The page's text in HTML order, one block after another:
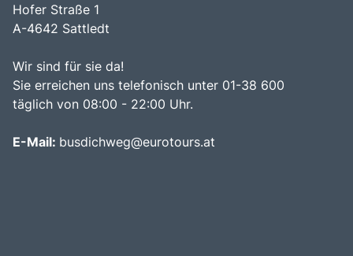
Hofer Straße 1
A-4642 Sattledt
Wir sind für sie da!
Sie erreichen uns telefonisch unter 01-38 600
täglich von 08:00 - 22:00 Uhr.
E-Mail: busdichweg@eurotours.at